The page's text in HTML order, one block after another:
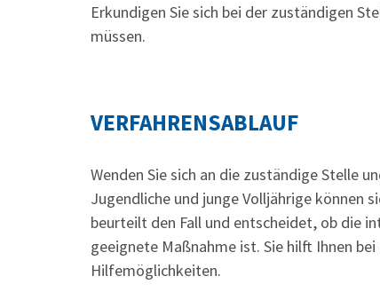
Erkundigen Sie sich bei der zuständigen
müssen.
VERFAHRENSABLAUF
Wenden Sie sich an die zuständige Stelle
Jugendliche und junge Volljährige können
beurteilt den Fall und entscheidet, ob die
geeignete Maßnahme ist. Sie hilft Ihnen
Hilfemöglichkeiten.